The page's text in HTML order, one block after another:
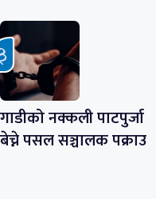
गाडीको नक्कली पाटपुर्जा
बेच्ने पसल सञ्चालक पक्राउ